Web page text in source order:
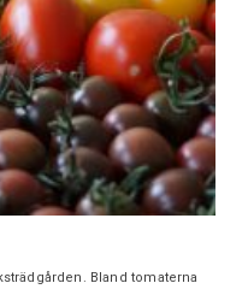
Bland tomaterna